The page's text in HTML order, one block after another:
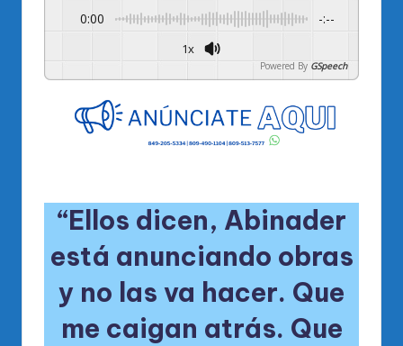
0:00 -:--
1x
Powered By GSpeech
“Ellos dicen, Abinader
está anunciando obras
y no las va hacer. Que
me caigan atrás. Que